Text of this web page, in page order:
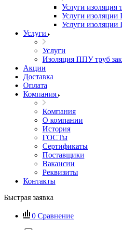
Услуги
Услуги
Услуги
Услуги
Услуги
Изоляция ППУ труб
Акции
Доставка
Оплата
Компания
Компания
О компании
История
ГОСТы
Сертификаты
Поставщики
Вакансии
Реквизиты
Контакты
Быстрая заявка
0 Сравнение